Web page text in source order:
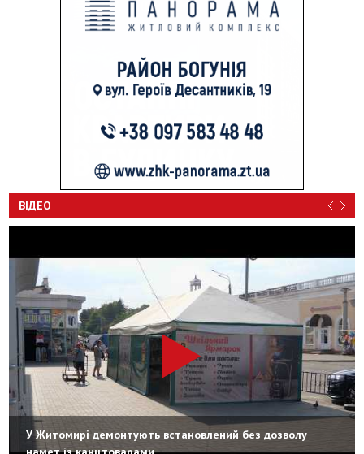
ВІДЕО
У Житомирі демонтують встановлений без дозволу